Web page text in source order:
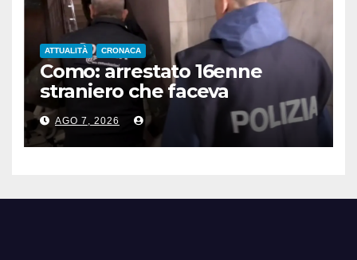
ATTUALITÀ CRONACA
Como: arrestato 16enne
straniero che faceva
propaganda all’Isis
AGO 7, 2026